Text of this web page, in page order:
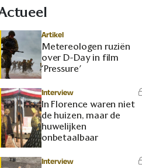
Artikel
Metereologen ruziën
over D-Day in film
‘Pressure’
Interview
In Florence waren niet
de huizen, maar de
huwelijken
onbetaalbaar
Interview